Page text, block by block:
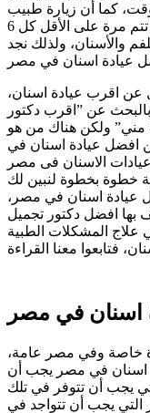
كما أن زيارة طبيب
الأسنان هي مسألة ضرورية وهامة ولابد أن تتم مرة على الأقل كل 6
والأسنان، ولذلك نجد
عن اقرب عيادة اسنان،
عن ”اقرب دكتور
مني” ولكن هناك من هو
افضل عيادة اسنان في
الاسنان فى مصر
خطوة بخطوة لنبين لك
عيادة اسنان في مصر،
بها افضل دكتور تجميل
المشكلات الطبية
اسنان في مصر
خاصة وفي مصر عامة،
في مصر يجب أن
يجب أن تتوفر في تلك
التي يجب أن تتواجد في